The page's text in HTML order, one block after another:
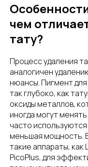
чем
тату?
Процесс удаления
аналогичен
нюансы. Пигмент
так глубоко, как
оксиды металлов,
иногда могут
часто
меньшая мощность.
такие аппараты, как
PicoPlus, для